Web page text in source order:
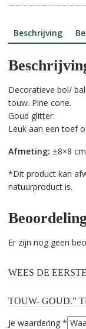
Beschrijving
Decoratieve bol/
touw. Pine cone.
Goud glitter.
Leuk aan een toef
Afmeting: ±8×8
*Dit product kan
natuurproduct is.
Er zijn nog geen
WEES DE
TOUW- GOUD.”
Je waardering *